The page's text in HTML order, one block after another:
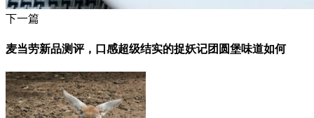
下一篇
麦当劳新品测评，口感超级结实的捉妖记团圆堡味道如何